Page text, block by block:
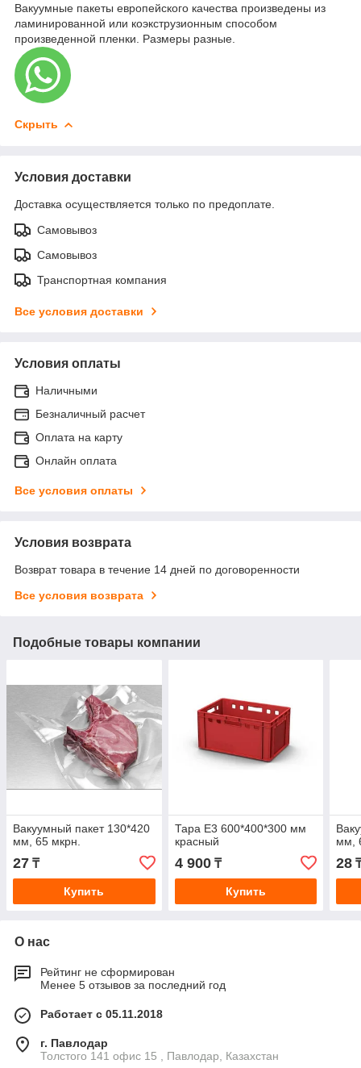
Вакуумные пакеты европейского качества произведены из
ламинированной или коэкструзионным способом
произведенной пленки. Размеры разные.
Скрыть
Условия доставки
Доставка осуществляется только по предоплате.
Самовывоз
Самовывоз
Транспортная компания
Все условия доставки
Условия оплаты
Наличными
Безналичный расчет
Оплата на карту
Онлайн оплата
Все условия оплаты
Условия возврата
Возврат товара в течение 14 дней по договоренности
Все условия возврата
Подобные товары компании
Вакуумный пакет 130*420
мм, 65 мкрн.
27 ₸
Купить
Тара Е3 600*400*300 мм
красный
4 900₸
Купить
мм,
28
О нас
Рейтинг не сформирован
Менее 5 отзывов за последний год
Работает с 05.11.2018
г. Павлодар
Толстого 141 офис 15 , Павлодар, Казахстан